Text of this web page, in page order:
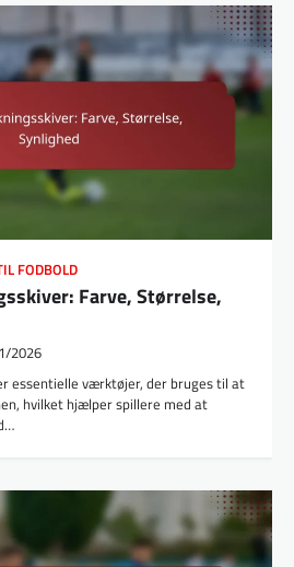
FODBOLD
Farve, Størrelse,
2026
essentielle værktøjer, der bruges til at
hvilket hjælper spillere med at